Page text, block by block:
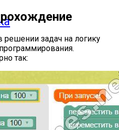
решении задач на логику
так: